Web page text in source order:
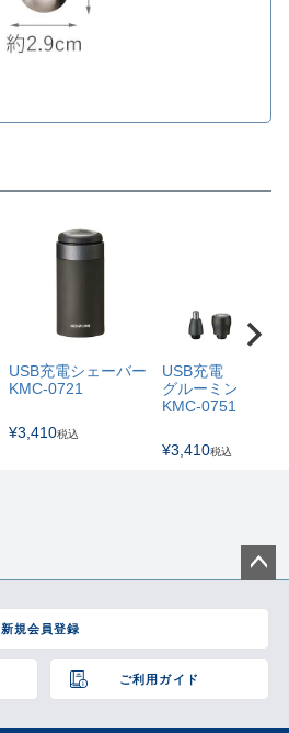
USB充電シェーバー
KMC-0721
¥3,410税込
USB充電
グルーミングキッ
KMC-0751
¥3,410税込
新規会員登録
ご利用ガイド
ジト
へ